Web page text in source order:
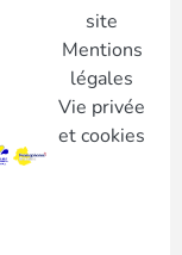
site
Mentions
légales
Vie privée
et cookies